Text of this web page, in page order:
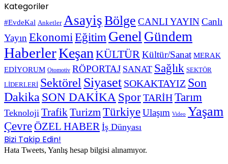
Kategoriler
#EvdeKal Anketler AsayişBölge CANLI YAYINCanlı
Yayın Ekonomi Eğitim Genel Gündem
HaberlerKeşan KÜLTÜRKültür/Sanat MERAK
EDİYORUM Otomotiv RÖPORTAJ SANAT Sağlık SEKTÖR
LİDERLERİ Sektörel Siyaset SOKAKTAYIZ Son
Dakika SON DAKİKA SporTARİHTarım
Teknoloji TrafikTurizmTürkiyeUlaşım Video Yaşam
ÇevreÖZEL HABER İş Dünyası
Bizi Takip Edin!
Hata Tweets, Yanlış hesap bilgisi alınamıyor.